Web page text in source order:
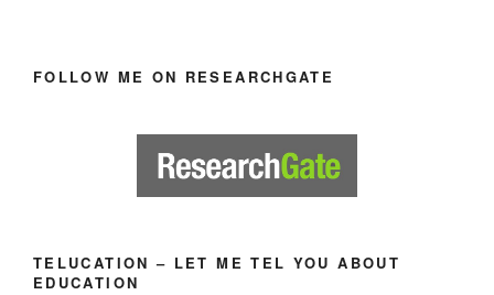
FOLLOW ME ON RESEARCHGATE
TELUCATION – LET ME TEL YOU ABOUT
EDUCATION